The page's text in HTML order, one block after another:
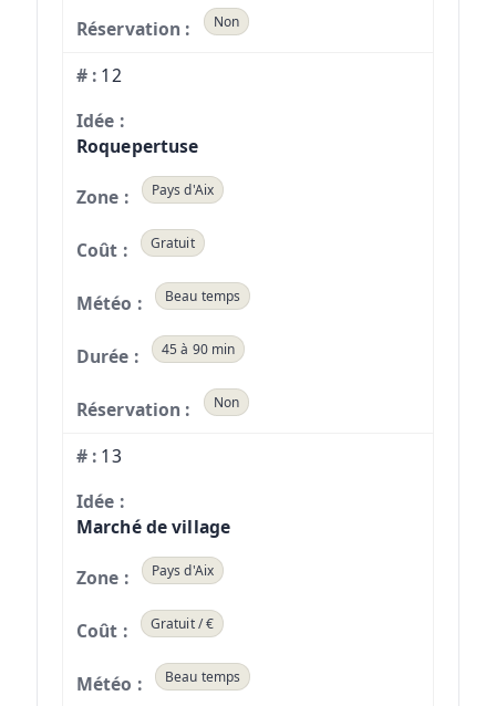
Non
12
Roquepertuse
Pays d'Aix
Gratuit
Beau temps
45 à 90 min
Non
13
Marché de village
Pays d'Aix
Gratuit / €
Beau temps